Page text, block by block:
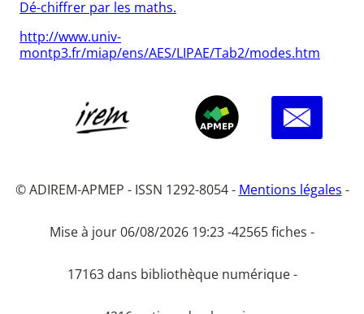
Dé-chiffrer par les maths.
http://www.univ-
montp3.fr/miap/ens/AES/LIPAE/Tab2/modes.htm
© ADIREM-APMEP - ISSN 1292-8054 - Mentions légales -
Mise à jour 06/08/2026 19:23 -42565 fiches -
17163 dans bibliothèque numérique -